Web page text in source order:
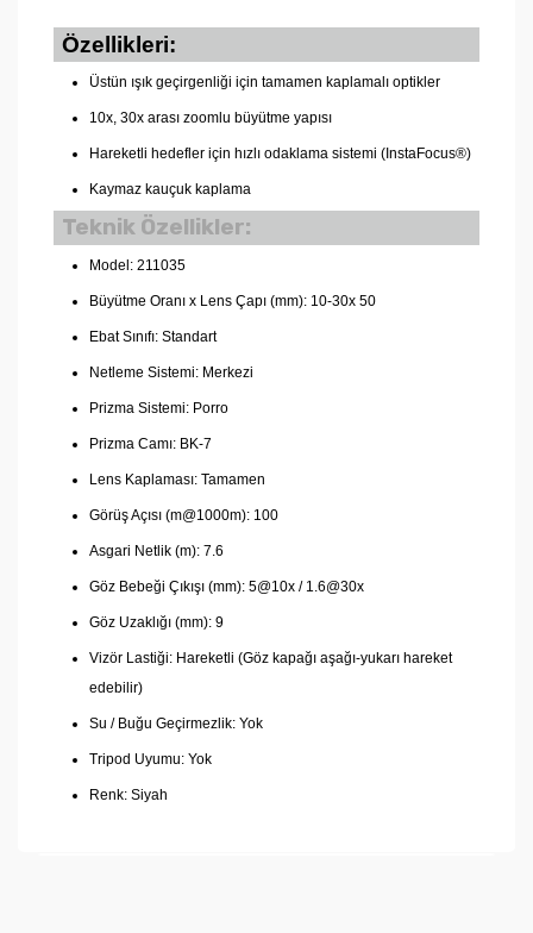
Özellikleri:
Üstün ışık geçirgenliği için tamamen kaplamalı optikler
10x, 30x arası zoomlu büyütme yapısı
Hareketli hedefler için hızlı odaklama sistemi (InstaFocus®)
Kaymaz kauçuk kaplama
Teknik Özellikler:
Model: 211035
Büyütme Oranı x Lens Çapı (mm): 10-30x 50
Ebat Sınıfı: Standart
Netleme Sistemi: Merkezi
Prizma Sistemi: Porro
Prizma Camı: BK-7
Lens Kaplaması: Tamamen
Görüş Açısı (m@1000m): 100
Asgari Netlik (m): 7.6
Göz Bebeği Çıkışı (mm): 5@10x / 1.6@30x
Göz Uzaklığı (mm): 9
Vizör Lastiği: Hareketli (Göz kapağı aşağı-yukarı hareket
edebilir)
Su / Buğu Geçirmezlik: Yok
Tripod Uyumu: Yok
Renk: Siyah